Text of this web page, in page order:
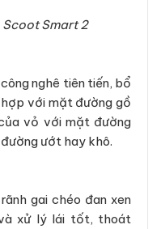
Smart 2
nghê tiên tiến, bổ
với mặt đường gồ
vỏ với mặt đường
ướt hay khô.
gai chéo đan xen
xử lý lái tốt, thoát